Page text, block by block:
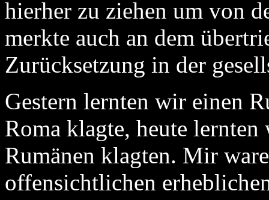
hierher zu ziehen um von
merkte auch an dem
Zurücksetzung in der
Gestern lernten wir einen
Roma klagte, heute
Rumänen klagten. Mir
offensichtlichen